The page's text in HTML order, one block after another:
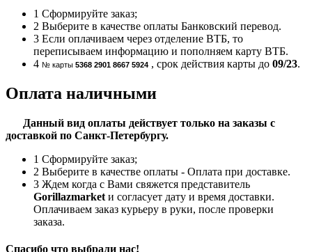
1 Сформируйте заказ;
2 Выберите в качестве оплаты Банковский перевод.
3 Если оплачиваем через отделение ВТБ, то
переписываем информацию и пополняем карту ВТБ.
4 № карты 5368 2901 8667 5924 , срок действия карты до 09/23.
Оплата наличными
Данный вид оплаты действует только на заказы с
доставкой по Санкт-Петербургу.
1 Сформируйте заказ;
2 Выберите в качестве оплаты - Оплата при доставке.
3 Ждем когда с Вами свяжется представитель
Gorillazmarket и согласует дату и время доставки.
Оплачиваем заказ курьеру в руки, после проверки
заказа.
Спасибо что выбрали нас!